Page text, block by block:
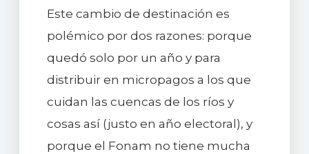
Este cambio de destinación es
polémico por dos razones: porque
quedó solo por un año y para
distribuir en micropagos a los que
cuidan las cuencas de los ríos y
cosas así (justo en año electoral), y
porque el Fonam no tiene mucha